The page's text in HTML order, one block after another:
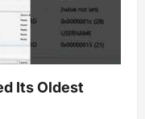
Its Oldest